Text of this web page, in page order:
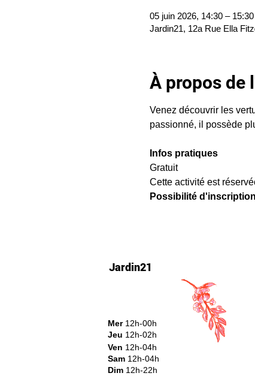
05 juin 2026, 14:30 – 15:30
Jardin21, 12a Rue Ella
À propos de
Venez découvrir les
passionné, il possède
Infos pratiques
Gratuit
Cette activité est
Possibilité
Jardin21
Mer12h-00h
Jeu 12h-02h
Ven 12h-04h
Sam 12h-04h
Dim 12h-22h​